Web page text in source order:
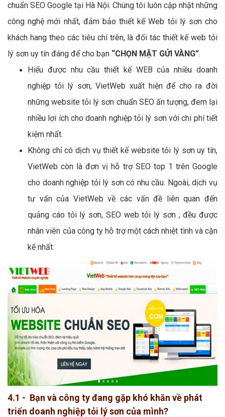
chuẩn SEO Google tại Hà Nội. Chúng tôi luôn cập nhật những
công nghệ mới nhất, đảm bảo thiết kế Web tỏi lý sơn cho
khách hang theo các tiêu chí trên, là đối tác thiết kế web tỏi
lý sơn uy tín đáng để cho bạn “CHỌN MẶT GỬI VÀNG”.
Hiểu được nhu cầu thiết kế WEB của nhiều doanh
nghiệp tỏi lý sơn, VietWeb xuất hiện để cho ra đời
những website tỏi lý sơn chuẩn SEO ấn tượng, đem lại
nhiều lợi ích cho doanh nghiệp tỏi lý sơn với chi phí tiết
kiệm nhất.
Không chỉ có dịch vụ thiết kế website tỏi lý sơn uy tín,
VietWeb còn là đơn vị hỗ trợ SEO top 1 trên Google
cho doanh nghiệp tỏi lý sơn có nhu cầu. Ngoài, dịch vụ
tư vấn của VietWeb về các vấn đề liên quan đến
quảng cáo tỏi lý sơn, SEO web tỏi lý sơn ; đều được
nhân viên của công ty hỗ trợ một cách nhiệt tình và cặn
kẽ nhất.
4.1 - Bạn và công ty đang gặp khó khăn về phát
triển doanh nghiệp tỏi lý sơn của mình?